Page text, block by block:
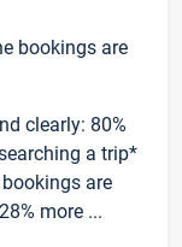
bookings are
clearly: 80%
a trip*
are
more ...